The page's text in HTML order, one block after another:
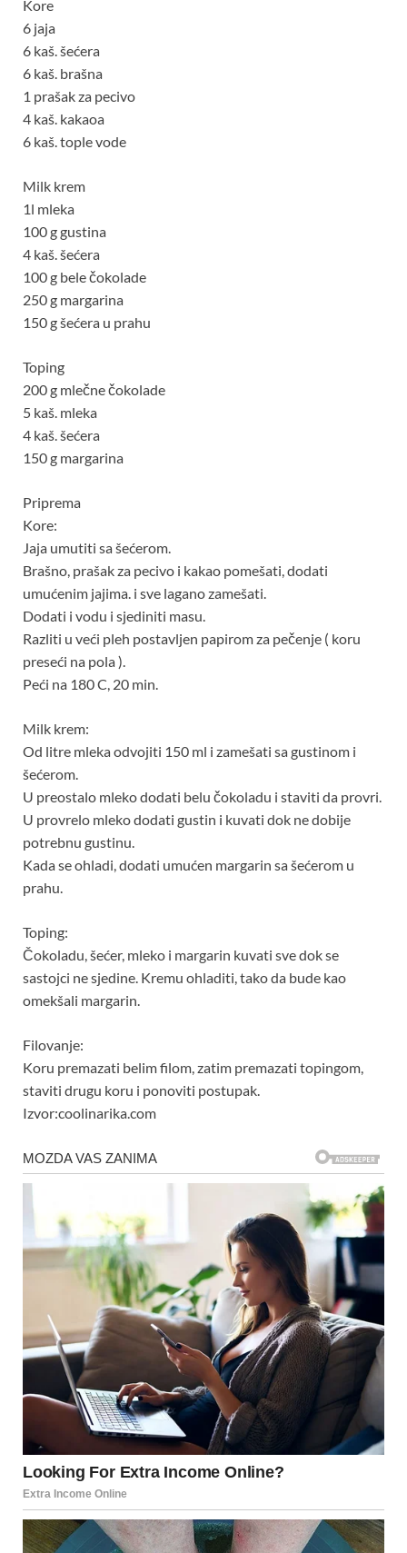
Kore
6 jaja
6 kaš. šećera
6 kaš. brašna
1 prašak za pecivo
4 kaš. kakaoa
6 kaš. tople vode
Milk krem
1l mleka
100 g gustina
4 kaš. šećera
100 g bele čokolade
250 g margarina
150 g šećera u prahu
Toping
200 g mlečne čokolade
5 kaš. mleka
4 kaš. šećera
150 g margarina
Priprema
Kore:
Jaja umutiti sa šećerom.
Brašno, prašak za pecivo i kakao pomešati, dodati
umućenim jajima. i sve lagano zamešati.
Dodati i vodu i sjediniti masu.
Razliti u veći pleh postavljen papirom za pečenje ( koru
preseći na pola ).
Peći na 180 C, 20 min.
Milk krem:
Od litre mleka odvojiti 150 ml i zamešati sa gustinom i
šećerom.
U preostalo mleko dodati belu čokoladu i staviti da provri.
U provrelo mleko dodati gustin i kuvati dok ne dobije
potrebnu gustinu.
Kada se ohladi, dodati umućen margarin sa šećerom u
prahu.
Toping:
Čokoladu, šećer, mleko i margarin kuvati sve dok se
sastojci ne sjedine. Kremu ohladiti, tako da bude kao
omekšali margarin.
Filovanje:
Koru premazati belim filom, zatim premazati topingom,
staviti drugu koru i ponoviti postupak.
Izvor:coolinarika.com